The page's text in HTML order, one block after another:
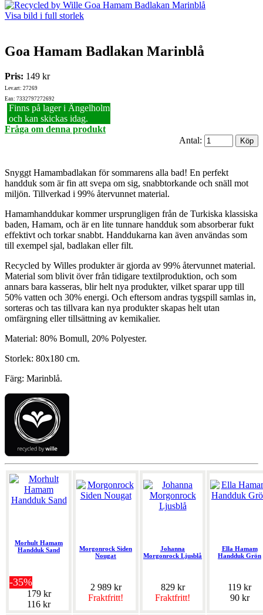
Visa bild i full storlek
Goa Hamam Badlakan Marinblå
Pris: 149 kr
Lev.art: 27269
Ean: 7332797272692
Finns på lager i Ängelholm
och kan skickas idag.
Fråga om denna produkt
Antal:
Snyggt Hamambadlakan för sommarens alla bad! En perfekt
handduk som är fin att svepa om sig, snabbtorkande och snäll mot
miljön. Tillverkad i 99% återvunnet material.
Hamamhanddukar kommer ursprungligen från de Turkiska klassiska
baden, Hamam, och är en lite tunnare handduk som absorberar fukt
effektivt och torkar snabbt. Handdukarna kan även användas som
till exempel sjal, badlakan eller filt.
Recycled by Willes produkter är gjorda av 99% återvunnet material.
Material som blivit över från tidigare textilproduktion, och som
annars bara kasseras, blir helt nya produkter, vilket sparar upp till
50% vatten och 30% energi. Och eftersom andras tygspill samlas in,
sorteras och tas tillvara kan nya produkter skapas helt utan
omfärgning eller tillsättning av kemikalier.
Material: 80% Bomull, 20% Polyester.
Storlek: 80x180 cm.
Färg: Marinblå.
Morhult Hamam
Handduk Sand
-35%
179 kr
116 kr
Morgonrock Siden
Nougat
2 989 kr
Fraktfritt!
Johanna
Morgonrock Ljusblå
829 kr
Fraktfritt!
Ella Hamam
Handduk Grön
119 kr
90 kr